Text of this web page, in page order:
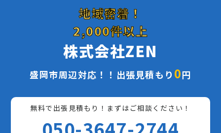
地域密着！
2,000件以上
株式会社ZEN
盛岡市周辺対応！！出張見積もり 0円
無料で出張見積もり！まずはご相談ください！